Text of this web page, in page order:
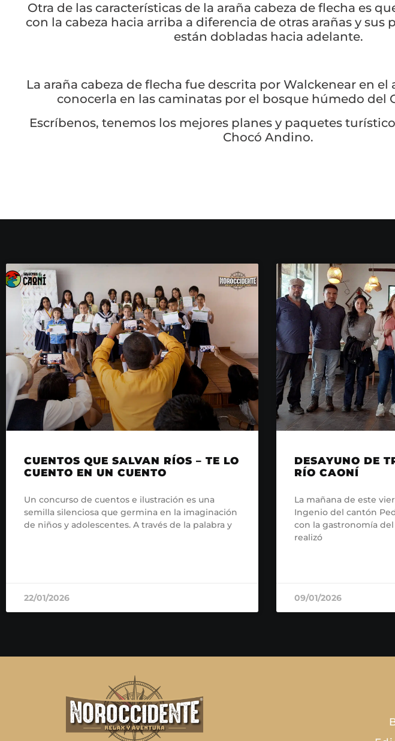
Otra de las características de la araña cabeza de flecha es
con la cabeza hacia arriba a diferencia de otras arañas y sus
están dobladas hacia adelante.
La araña cabeza de flecha fue descrita por Walckenear en el
conocerla en las caminatas por el bosque húmedo del
Escríbenos, tenemos los mejores planes y paquetes
Chocó Andino.
CUENTOS QUE SALVAN RÍOS – TE LO
CUENTO EN UN CUENTO
Un concurso de cuentos e ilustración es una
semilla silenciosa que germina en la imaginación
de niños y adolescentes. A través de la palabra y
22/01/2026
DESAYUNO DE
RÍO CAONÍ
La mañana de este
Ingenio del cantón
con la gastronomía
realizó
09/01/2026